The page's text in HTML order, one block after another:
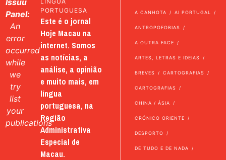
Issuu
Panel:
An
error
occurred
while
we
try
list
your
publications
PORTUGUESA
Este é o jornal
Hoje Macau na
internet. Somos
as notícias, a
análise, a opinião
e muito mais, em
língua
portuguesa, na
Região
Administrativa
Especial de
Macau.
A CANHOTA AI PORTUGAL
ANTROPOFOBIAS
A OUTRA FACE
ARTES, LETRAS E IDEIAS
BREVES CARTOGRAFIAS
CARTOGRAFIAS
CHINA / ÁSIA
CRÓNICO ORIENTE
DESPORTO
DE TUDO E DE NADA